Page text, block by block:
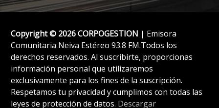
Copyright © 2026 CORPOGESTION | Emisora
Comunitaria Neiva Estéreo 93.8 FM.Todos los
derechos reservados. Al suscribirte, proporcionas
información personal que utilizaremos
exclusivamente para los fines de la suscripción.
Respetamos tu privacidad y cumplimos con todas las
leyes de protección de datos. Descargar